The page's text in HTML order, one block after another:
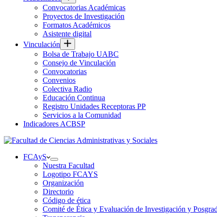
Convocatorias Académicas
Proyectos de Investigación
Formatos Académicos
Asistente digital
Vinculación
Bolsa de Trabajo UABC
Consejo de Vinculación
Convocatorias
Convenios
Colectiva Radio
Educación Continua
Registro Unidades Receptoras PP
Servicios a la Comunidad
Indicadores ACBSP
FCAyS
Nuestra Facultad
Logotipo FCAYS
Organización
Directorio
Código de ética
Comité de Ética y Evaluación de Investigación y